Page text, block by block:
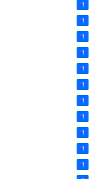
1
1
1
1
1
1
1
1
1
1
1